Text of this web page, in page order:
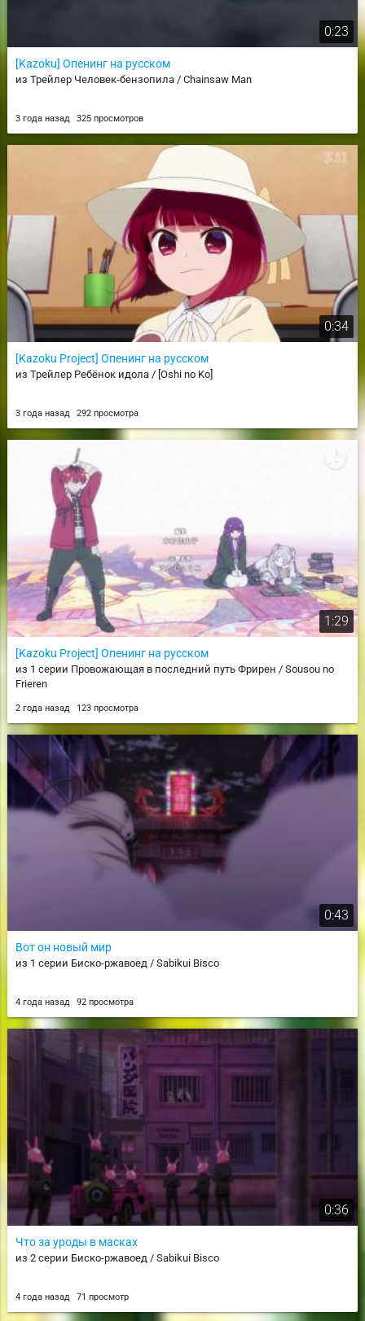
0:23
[Kazoku] Опенинг на русском
из Трейлер Человек-бензопила / Chainsaw Man
3 года назад 325 просмотров
0:34
[Kazoku Project] Опенинг на русском
из Трейлер Ребёнок идола / [Oshi no Ko]
3 года назад 292 просмотра
1:29
[Kazoku Project] Опенинг на русском
из 1 серии Провожающая в последний путь Фрирен / Sousou no
Frieren
2 года назад 123 просмотра
0:43
Вот он новый мир
из 1 серии Биско-ржавоед / Sabikui Bisco
4 года назад 92 просмотра
0:36
Что за уроды в масках
из 2 серии Биско-ржавоед / Sabikui Bisco
4 года назад 71 просмотр